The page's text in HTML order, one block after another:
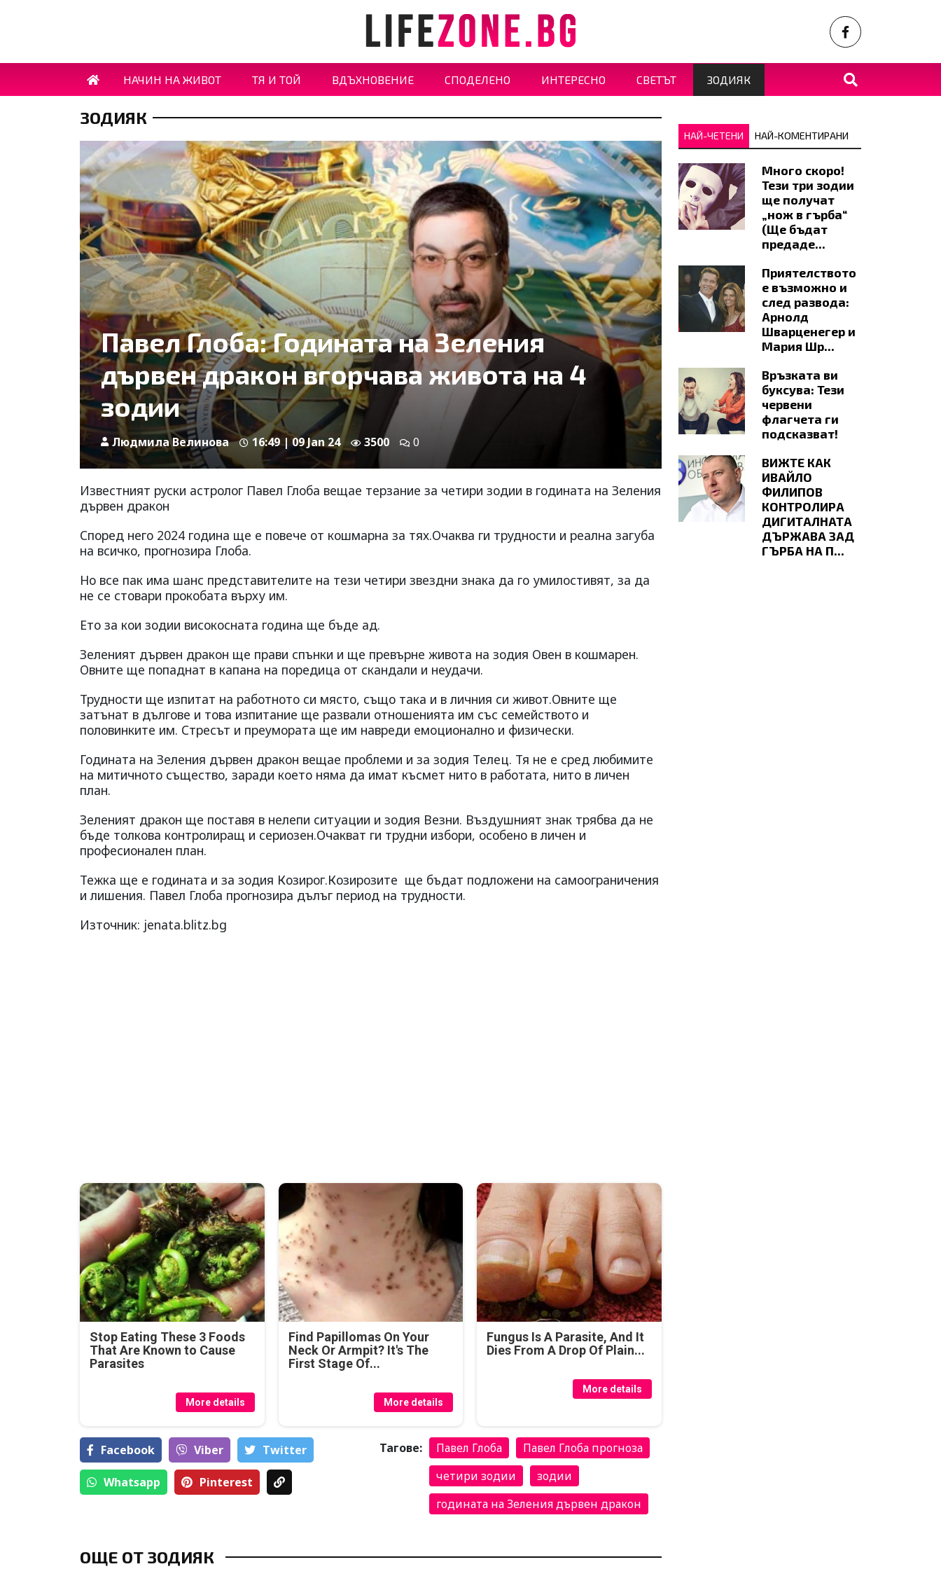
НАЧИН НА ЖИВОТ ТЯ И ТОЙ ВДЪХНОВЕНИЕ СПОДЕЛЕНО ИНТЕРЕСНО СВЕТЪТ ЗОДИЯК
ЗОДИЯК
Павел Глоба: Годината на Зеления
дървен дракон вгорчава живота на 4
зодии
Людмила Велинова 16:49 | 09 Jan 24 3500 0
Известният руски астролог Павел Глоба вещае терзание за четири зодии в годината на Зеления
дървен дракон
Според него 2024 година ще е повече от кошмарна за тях.Очаква ги трудности и реална загуба
на всичко, прогнозира Глоба.
Но все пак има шанс представителите на тези четири звездни знака да го умилостивят, за да
не се стовари прокобата върху им.
Ето за кои зодии високосната година ще бъде ад.
Зеленият дървен дракон ще прави спънки и ще превърне живота на зодия Овен в кошмарен.
Овните ще попаднат в капана на поредица от скандали и неудачи.
Трудности ще изпитат на работното си място, също така и в личния си живот.Овните ще
затънат в дългове и това изпитание ще развали отношенията им със семейството и
половинките им. Стресът и преумората ще им навреди емоционално и физически.
Годината на Зеления дървен дракон вещае проблеми и за зодия Телец. Тя не е сред любимите
на митичното същество, заради което няма да имат късмет нито в работата, нито в личен
план.
Зеленият дракон ще поставя в нелепи ситуации и зодия Везни. Въздушният знак трябва да не
бъде толкова контролиращ и сериозен.Очакват ги трудни избори, особено в личен и
професионален план.
Тежка ще е годината и за зодия Козирог.Козирозите ще бъдат подложени на самоограничения
и лишения. Павел Глоба прогнозира дълъг период на трудности.
Източник: jenata.blitz.bg
Stop Eating These 3 Foods
That Are Known to Cause
Parasites
More details
Find Papillomas On Your
Neck Or Armpit? It's The
First Stage Of...
More details
Fungus Is A Parasite, And It
Dies From A Drop Of Plain...
More details
Facebook Viber Тwitter
Whatsapp Pinterest
Тагове: Павел Глоба
Павел Глоба прогноза
четири зодии
зодии
годината на Зеления дървен дракон
ОЩЕ ОТ ЗОДИЯК
НАЙ-ЧЕТЕНИ НАЙ-КОМЕНТИРАНИ
Много скоро!
Тези три зодии
ще получат
„нож в гърба“
(Ще бъдат
предаде...
Приятелството
е възможно и
след развода:
Арнолд
Шварценегер и
Мария Шр...
Връзката ви
буксува: Тези
червени
флагчета ги
подсказват!
ВИЖТЕ КАК
ИВАЙЛО
ФИЛИПОВ
КОНТРОЛИРА
ДИГИТАЛНАТА
ДЪРЖАВА ЗАД
ГЪРБА НА П...